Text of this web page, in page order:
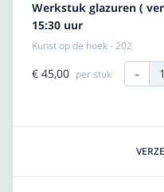
Werkstuk glazuren (
15:30 uur
Kunst op de hoek - 202
€ 45,00 per stuk - 1